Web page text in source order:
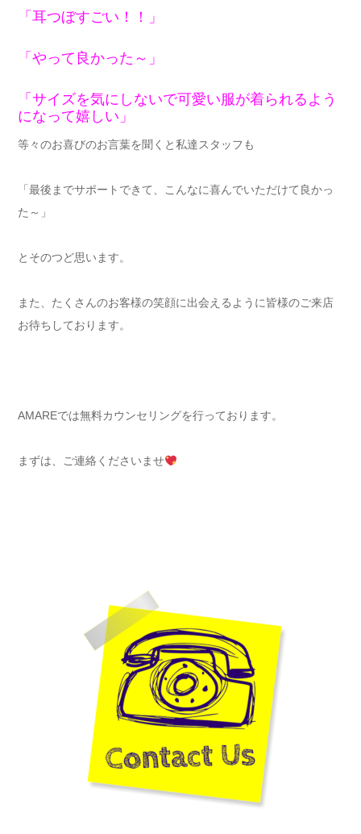
「耳つぼすごい！！」
「やって良かった～」
「サイズを気にしないで可愛い服が着られるよう
になって嬉しい」
等々のお喜びのお言葉を聞くと私達スタッフも
「最後までサポートできて、こんなに喜んでいただけて良かっ
た～」
とそのつど思います。
また、たくさんのお客様の笑顔に出会えるように皆様のご来店
お待ちしております。
AMAREでは無料カウンセリングを行っております。
まずは、ご連絡くださいませ